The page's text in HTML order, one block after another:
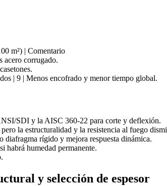
m²) | Comentario
acero corrugado.
| 9 | Menos encofrado y menor tiempo global.
SDI y la AISC 360‑22 para corte y deflexión.
la estructuralidad y la resistencia al fuego
rígido y mejora respuesta dinámica.
habrá humedad permanente.
y selección de espesor